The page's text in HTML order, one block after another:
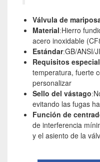
Válvula de
Material:Hierro
acero inoxidable
Estándar:GB/ANSI/
Requisitos
temperatura, fuerte
personalizar
Sello del vástago:
evitando las fugas
Función de
de interferencia
y el asiento de la